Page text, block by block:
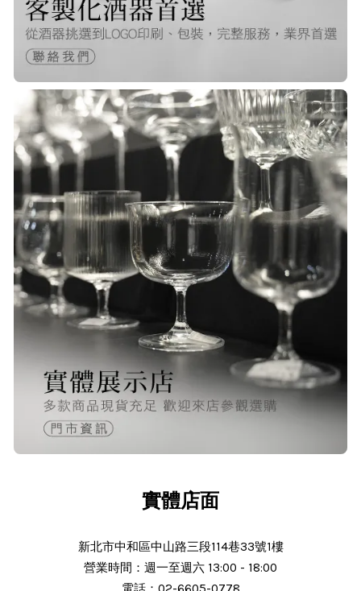
實體店面
新北市中和區中山路三段114巷33號1樓
營業時間：週一至週六 13:00 - 18:00